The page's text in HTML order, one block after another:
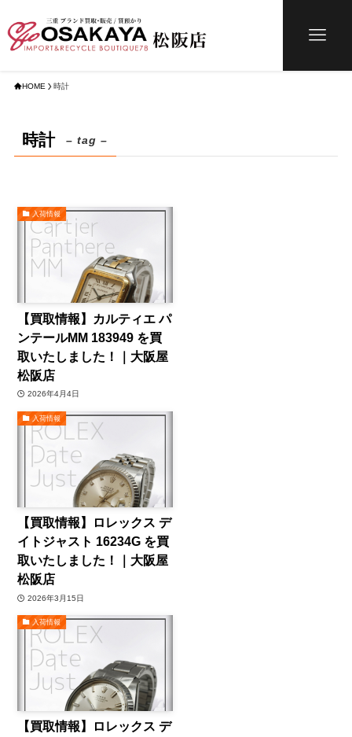
HOME 時計
時計 – tag –
入荷情報
【買取情報】カルティエ パ
ンテールMM 183949 を買
取いたしました！｜大阪屋
松阪店
2026年4月4日
入荷情報
【買取情報】ロレックス デ
イトジャスト 16234G を買
取いたしました！｜大阪屋
松阪店
2026年3月15日
入荷情報
【買取情報】ロレックス デ